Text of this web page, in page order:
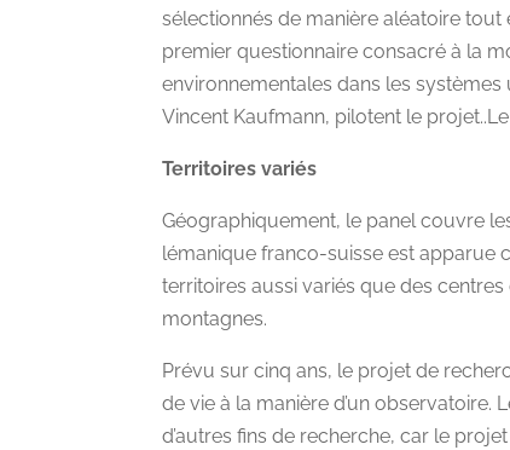
sélectionnés de manière aléatoire
premier questionnaire consacré à la
environnementales dans les systèmes
Vincent Kaufmann, pilotent le
Territoires variés
Géographiquement, le panel couvre
lémanique franco-suisse est apparue
territoires aussi variés que des
montagnes.
Prévu sur cinq ans, le projet de
de vie à la manière d’un
d’autres fins de recherche, car le